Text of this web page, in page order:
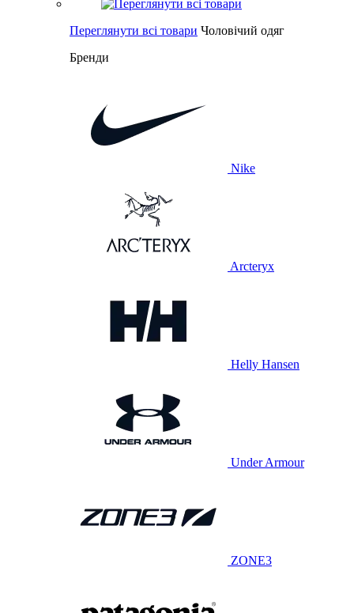
Переглянути всі товари Чоловічий одяг
Бренди
Nike
Arcteryx
Helly Hansen
Under Armour
ZONE3